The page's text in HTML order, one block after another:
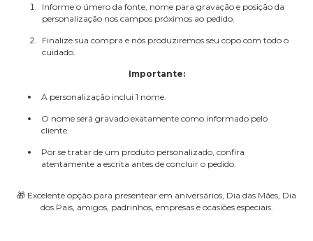
Informe o úmero da fonte, nome para gravação e posição da
personalização nos campos próximos ao pedido.
Finalize sua compra e nós produziremos seu copo com todo o
cuidado.
Importante:
A personalização inclui 1 nome.
O nome será gravado exatamente como informado pelo
cliente.
Por se tratar de um produto personalizado, confira
atentamente a escrita antes de concluir o pedido.
🎁 Excelente opção para presentear em aniversários, Dia das Mães, Dia
dos Pais, amigos, padrinhos, empresas e ocasiões especiais.